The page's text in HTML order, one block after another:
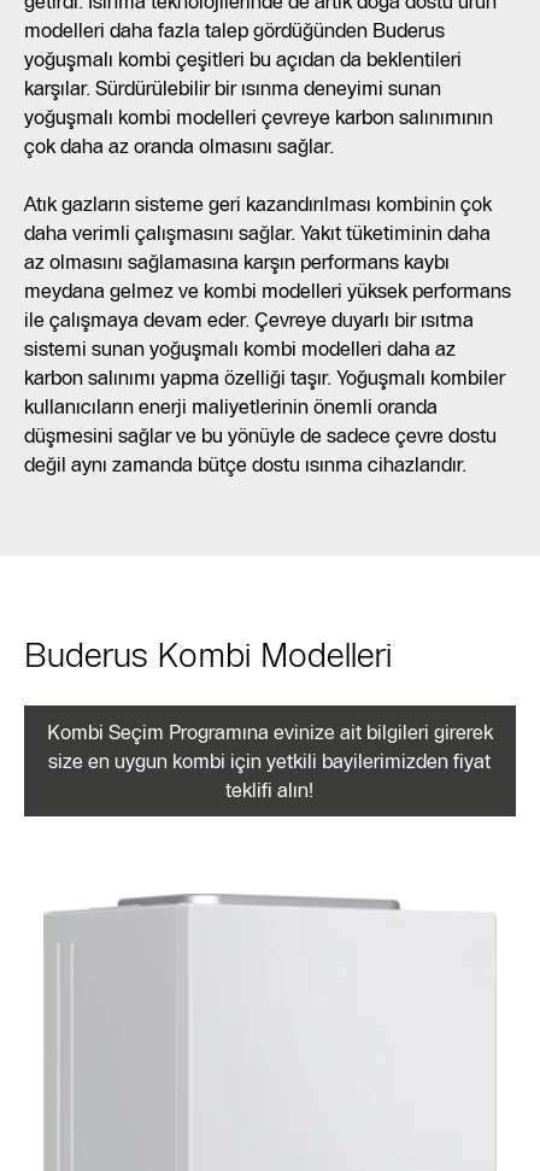
modelleri daha fazla talep gördüğünden Buderus
yoğuşmalı kombi çeşitleri bu açıdan da beklentileri
karşılar. Sürdürülebilir bir ısınma deneyimi sunan
yoğuşmalı kombi modelleri çevreye karbon salınımının
çok daha az oranda olmasını sağlar.
Atık gazların sisteme geri kazandırılması kombinin çok
daha verimli çalışmasını sağlar. Yakıt tüketiminin daha
az olmasını sağlamasına karşın performans kaybı
meydana gelmez ve kombi modelleri yüksek performans
ile çalışmaya devam eder. Çevreye duyarlı bir ısıtma
sistemi sunan yoğuşmalı kombi modelleri daha az
karbon salınımı yapma özelliği taşır. Yoğuşmalı kombiler
kullanıcıların enerji maliyetlerinin önemli oranda
düşmesini sağlar ve bu yönüyle de sadece çevre dostu
değil aynı zamanda bütçe dostu ısınma cihazlarıdır.
Buderus Kombi Modelleri
Kombi Seçim Programına evinize ait bilgileri girerek
size en uygun kombi için yetkili bayilerimizden fiyat
teklifi alın!